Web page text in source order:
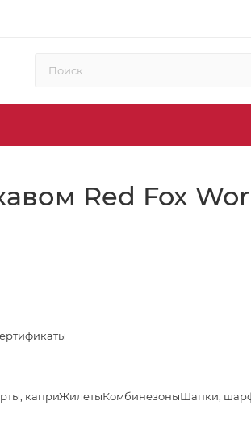
Red Fox
каприЖилетыКомбинезоныШапки,